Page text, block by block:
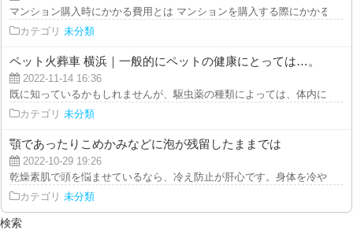
マンション購入時にかかる費用とは マンションを購入する際にかかる費
カテゴリ 未分類
ペット火葬車 横浜｜一般的にペットの健康にとっては…。
2022-11-14 16:36
既に知っているかもしれませんが、駆虫薬の種類によっては、体内に居る
カテゴリ 未分類
顎であったりこめかみなどに泡が残留したままでは
2022-10-29 19:26
乾燥素肌で頭を悩ませているなら、冷え防止が肝心です。身体を冷やしや
カテゴリ 未分類
検索